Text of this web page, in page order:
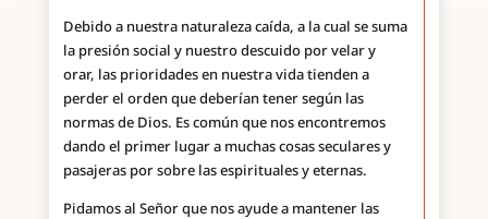
Debido a nuestra naturaleza caída, a la cual se suma
la presión social y nuestro descuido por velar y
orar, las prioridades en nuestra vida tienden a
perder el orden que deberían tener según las
normas de Dios. Es común que nos encontremos
dando el primer lugar a muchas cosas seculares y
pasajeras por sobre las espirituales y eternas.
Pidamos al Señor que nos ayude a mantener las